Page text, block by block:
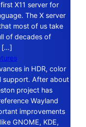
X11 server for
The X server
most of us take
of decades of
[…]
in HDR, color
support. After about
project has
Wayland
improvements
GNOME, KDE,